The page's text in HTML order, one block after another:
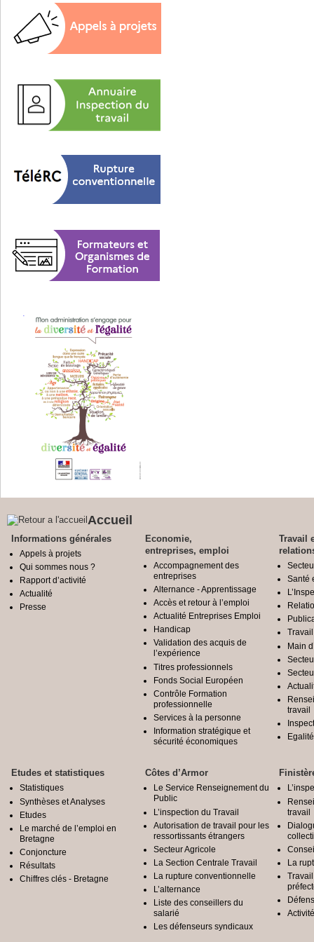
Accueil
Informations générales
Appels à projets
Qui sommes nous ?
Rapport d’activité
Actualité
Presse
Economie,
entreprises, emploi
Accompagnement des
entreprises
Alternance - Apprentissage
Accès et retour à l’emploi
Actualité Entreprises Emploi
Handicap
Validation des acquis de
l’expérience
Titres professionnels
Fonds Social Européen
Contrôle Formation
professionnelle
Services à la personne
Information stratégique et
sécurité économiques
Travail
Santé
Main
travail
Etudes et statistiques
Statistiques
Synthèses et Analyses
Etudes
Le marché de l’emploi en
Bretagne
Conjoncture
Résultats
Chiffres clés - Bretagne
Côtes d’Armor
Le Service Renseignement du
Public
L’inspection du Travail
Autorisation de travail pour les
ressortissants étrangers
Secteur Agricole
La Section Centrale Travail
La rupture conventionnelle
L’alternance
Liste des conseillers du
salarié
Les défenseurs syndicaux
travail
La